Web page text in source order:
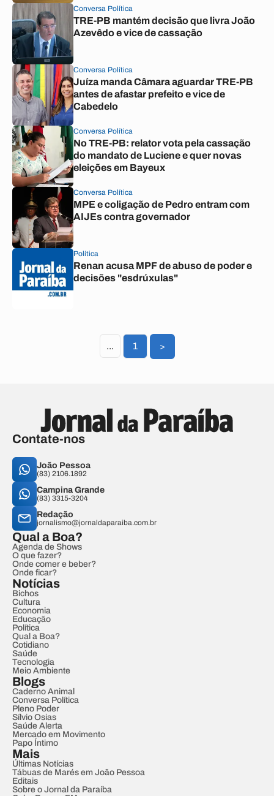
Conversa Política
TRE-PB mantém decisão que livra João
Azevêdo e vice de cassação
Conversa Política
Juíza manda Câmara aguardar TRE-PB
antes de afastar prefeito e vice de
Cabedelo
Conversa Política
No TRE-PB: relator vota pela cassação
do mandato de Luciene e quer novas
eleições em Bayeux
Conversa Política
MPE e coligação de Pedro entram com
AIJEs contra governador
Política
Renan acusa MPF de abuso de poder e
decisões "esdrúxulas"
... 1 >
Contate-nos
João Pessoa
(83) 2106.1892
Campina Grande
(83) 3315-3204
Redação
jornalismo@jornaldaparaiba.com.br
Qual a Boa?
Agenda de Shows
O que fazer?
Onde comer e beber?
Onde ficar?
Notícias
Bichos
Cultura
Economia
Educação
Política
Qual a Boa?
Cotidiano
Saúde
Tecnologia
Meio Ambiente
Blogs
Caderno Animal
Conversa Política
Pleno Poder
Sílvio Osias
Saúde Alerta
Mercado em Movimento
Papo Íntimo
Mais
Últimas Notícias
Tábuas de Marés em João Pessoa
Editais
Sobre o Jornal da Paraíba